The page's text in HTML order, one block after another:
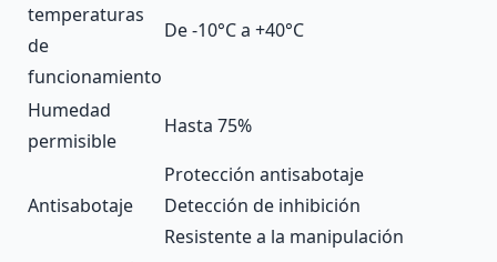
temperaturas
de
funcionamiento
De -10°С a +40°С
Humedad
permisible
Hasta 75%
Antisabotaje
Protección antisabotaje
Detección de inhibición
Resistente a la manipulación